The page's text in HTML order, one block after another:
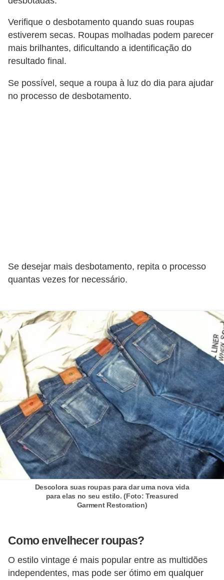
Verifique o desbotamento quando suas roupas
estiverem secas. Roupas molhadas podem parecer
mais brilhantes, dificultando a identificação do
resultado final.
Se possível, seque a roupa à luz do dia para ajudar
no processo de desbotamento.
Se desejar mais desbotamento, repita o processo
quantas vezes for necessário.
Descolora suas roupas para dar uma nova vida
para elas no seu estilo. (Foto: Treasured
Garment Restoration)
Como envelhecer roupas?
O estilo vintage é mais popular entre as multidões
independentes, mas pode ser ótimo em qualquer
c
u
l
n
a
m
e
m
a
s
c
u
i
n
o
s
P
ã
s